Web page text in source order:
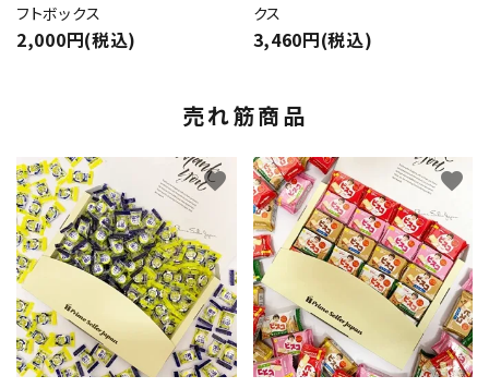
フトボックス
2,000円(税込)
クス
3,460円(税込)
売れ筋商品
favorite favorite